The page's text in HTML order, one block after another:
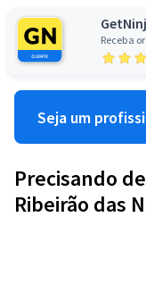
Receba
Seja um
Precisando
Ribeirão das